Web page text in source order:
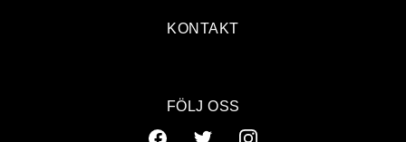
KONTAKT
FÖLJ OSS